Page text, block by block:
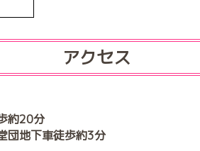
アクセス
約20分
団地下車徒歩約3分